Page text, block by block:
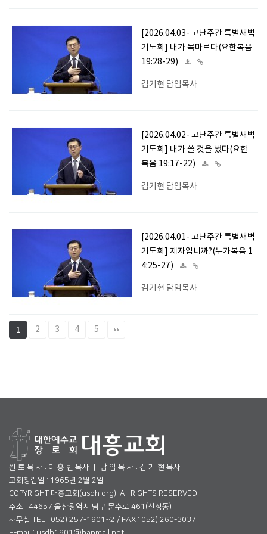
[2026.04.03- 고난주간 특별새벽
기도회] 내가 목마르다(요한복음
19:28-29)
김기현 담임목사
[2026.04.02- 고난주간 특별새벽
기도회] 내가 쓸 것을 썼다(요한
복음 19:17-22)
김기현 담임목사
[2026.04.01- 고난주간 특별새벽
기도회] 제자입니까?(누가복음 1
4:25-27)
김기현 담임목사
1 2 3 4 5
원 로 목 사 : 이 흥 빈 목사 ㅣ 담 임 목 사 : 김 기 현 목사
교회창립일 : 1965년 2월 2일
COPYRIGHT 대흥교회(usdh.org). All RIGHTS RESERVED.
주소 : 44657 울산광역시 남구 문수로 461(신정동)
사무실 TEL : 052) 257-1901~2 / FAX : 052) 260-3037